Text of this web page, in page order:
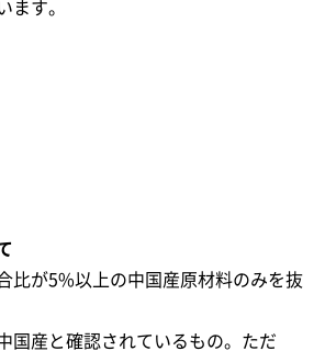
ます。
比が5%以上の中国産原材料のみを抜
国産と確認されているもの。ただ